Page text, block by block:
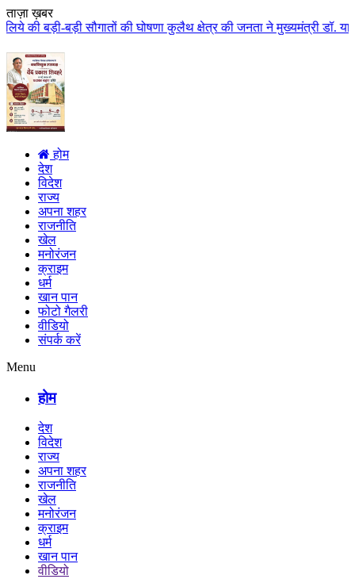
ताज़ा ख़बर
घोषणा कुलैथ क्षेत्र की जनता ने मुख्यमंत्री डॉ. यादव का किया आत्मीय
होम
देश
विदेश
राज्य
अपना शहर
राजनीति
खेल
मनोरंजन
क्राइम
धर्म
खान पान
फोटो गैलरी
वीडियो
संपर्क करें
Menu
होम
देश
विदेश
राज्य
अपना शहर
राजनीति
खेल
मनोरंजन
क्राइम
धर्म
खान पान
वीडियो